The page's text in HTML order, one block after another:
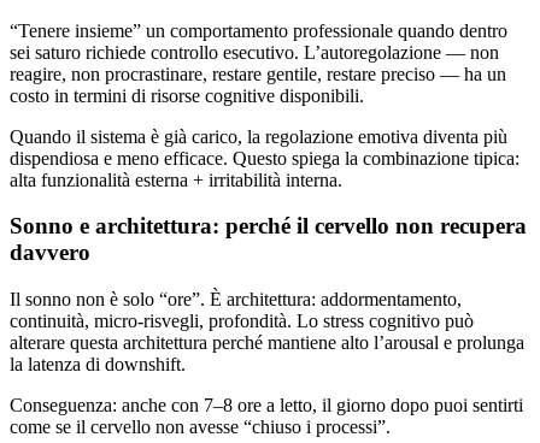
“Tenere insieme” un comportamento professionale quando dentro
sei saturo richiede controllo esecutivo. L’autoregolazione — non
reagire, non procrastinare, restare gentile, restare preciso — ha un
costo in termini di risorse cognitive disponibili.
Quando il sistema è già carico, la regolazione emotiva diventa più
dispendiosa e meno efficace. Questo spiega la combinazione tipica:
alta funzionalità esterna + irritabilità interna.
Sonno e architettura: perché il cervello non recupera
davvero
Il sonno non è solo “ore”. È architettura: addormentamento,
continuità, micro-risvegli, profondità. Lo stress cognitivo può
alterare questa architettura perché mantiene alto l’arousal e prolunga
la latenza di downshift.
Conseguenza: anche con 7–8 ore a letto, il giorno dopo puoi sentirti
come se il cervello non avesse “chiuso i processi”.